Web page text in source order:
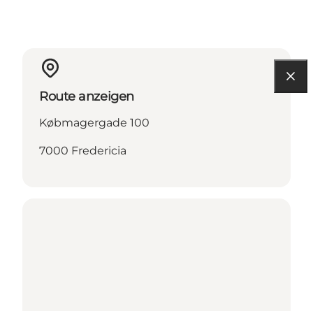
Route anzeigen
Købmagergade 100
7000 Fredericia